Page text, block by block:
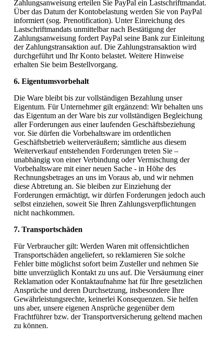
Zahlungsanweisung erteilen Sie PayPal ein Lastschriftmandat.
Über das Datum der Kontobelastung werden Sie von PayPal
informiert (sog. Prenotification). Unter Einreichung des
Lastschriftmandats unmittelbar nach Bestätigung der
Zahlungsanweisung fordert PayPal seine Bank zur Einleitung
der Zahlungstransaktion auf. Die Zahlungstransaktion wird
durchgeführt und Ihr Konto belastet. Weitere Hinweise
erhalten Sie beim Bestellvorgang.
6. Eigentumsvorbehalt
Die Ware bleibt bis zur vollständigen Bezahlung unser
Eigentum. Für Unternehmer gilt ergänzend: Wir behalten uns
das Eigentum an der Ware bis zur vollständigen Begleichung
aller Forderungen aus einer laufenden Geschäftsbeziehung
vor. Sie dürfen die Vorbehaltsware im ordentlichen
Geschäftsbetrieb weiterveräußern; sämtliche aus diesem
Weiterverkauf entstehenden Forderungen treten Sie –
unabhängig von einer Verbindung oder Vermischung der
Vorbehaltsware mit einer neuen Sache - in Höhe des
Rechnungsbetrages an uns im Voraus ab, und wir nehmen
diese Abtretung an. Sie bleiben zur Einziehung der
Forderungen ermächtigt, wir dürfen Forderungen jedoch auch
selbst einziehen, soweit Sie Ihren Zahlungsverpflichtungen
nicht nachkommen.
7. Transportschäden
Für Verbraucher gilt: Werden Waren mit offensichtlichen
Transportschäden angeliefert, so reklamieren Sie solche
Fehler bitte möglichst sofort beim Zusteller und nehmen Sie
bitte unverzüglich Kontakt zu uns auf. Die Versäumung einer
Reklamation oder Kontaktaufnahme hat für Ihre gesetzlichen
Ansprüche und deren Durchsetzung, insbesondere Ihre
Gewährleistungsrechte, keinerlei Konsequenzen. Sie helfen
uns aber, unsere eigenen Ansprüche gegenüber dem
Frachtführer bzw. der Transportversicherung geltend machen
zu können.